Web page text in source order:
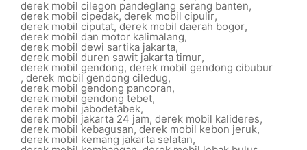
derek mobil cilegon pandeglang serang banten,
derek mobil cipedak, derek mobil cipulir,
derek mobil ciputat, derek mobil daerah bogor,
derek mobil dan motor kalimalang,
derek mobil dewi sartika jakarta,
derek mobil duren sawit jakarta timur,
derek mobil gendong, derek mobil gendong cibubur
, derek mobil gendong ciledug,
derek mobil gendong pancoran,
derek mobil gendong tebet,
derek mobil jabodetabek,
derek mobil jakarta 24 jam, derek mobil kalideres,
derek mobil kebagusan, derek mobil kebon jeruk,
derek mobil kemang jakarta selatan,